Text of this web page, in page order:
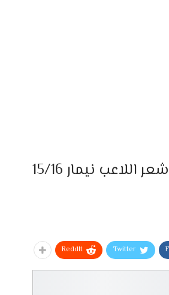
Twitter
ReddIt